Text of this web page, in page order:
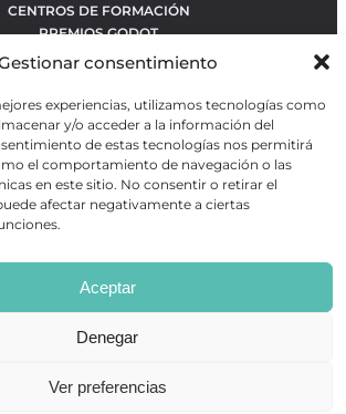
consentimiento
experiencias, utilizamos tecnologías como
y/o acceder a la información del
de estas tecnologías nos permitirá
el comportamiento de navegación o las
en este sitio. No consentir o retirar el
afectar negativamente a ciertas
Aceptar
Denegar
Ver preferencias
CENTROS DE FORMACIÓN
PREMIOS GODOT
CONTACTO
OBRAS MÁS VOTADAS
RANKING MEJORES OBRAS
AVANZADA DE OBRAS
artes escénicas de Madrid, gratuita y
en espacios escénicos, además de otros
turístico y de ocio de la capital.